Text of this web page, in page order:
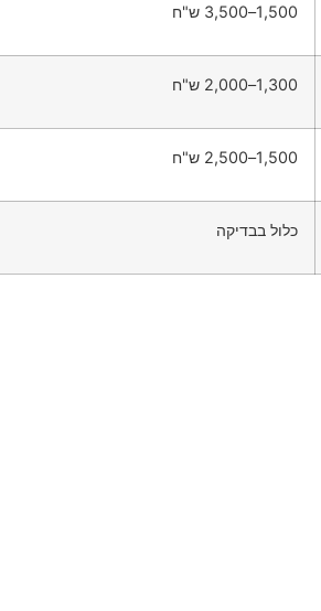
1,500–3,500 ש"ח
1,300–2,000 ש"ח
1,500–2,500 ש"ח
כלול בבדיקה